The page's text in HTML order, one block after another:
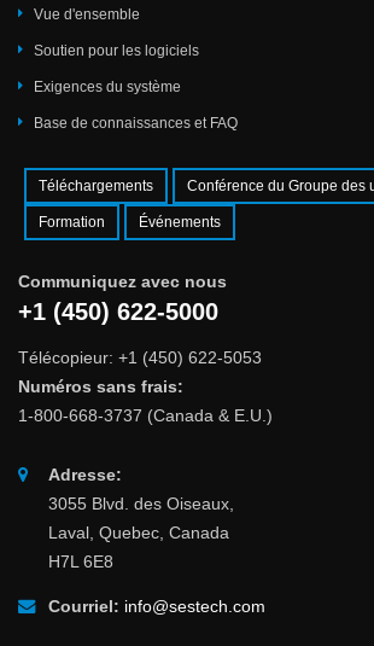
Vue d'ensemble
Soutien pour les logiciels
Exigences du système
Base de connaissances et FAQ
Téléchargements Conférence du Groupe des
Formation Événements
Communiquez avec nous
+1 (450) 622-5000
Télécopieur: +1 (450) 622-5053
Numéros sans frais:
1-800-668-3737 (Canada & E.U.)
Adresse:
3055 Blvd. des Oiseaux,
Laval, Quebec, Canada
H7L 6E8
Courriel: info@sestech.com